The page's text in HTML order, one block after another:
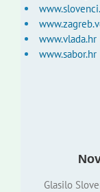
www.vlada.hr
www.sabor.hr
Glasilo